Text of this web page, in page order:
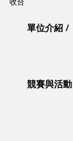
單位介紹
競賽與活動